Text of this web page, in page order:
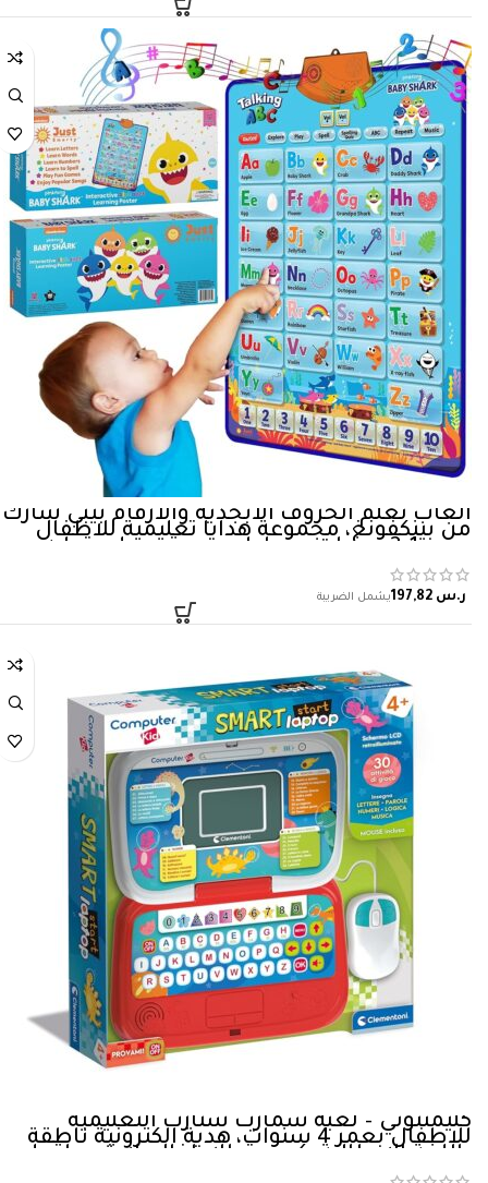
العاب تعلم الحروف الابجدية والارقام بيبي شارك
من بينكفونغ، مجموعة هدايا تعليمية للاطفال
بعمر 1-3 سنوات، بساط موسيقي، ملصق ايه بي
سي، ديكور للغرفة، انشطة والعاب، العاب بيبي
شارك…
ر.س
كليمنتوني – لعبة سمارت ستارت التعليمية
للاطفال بعمر 4 سنوات، هدية الكترونية ناطقة
باللغة الايطالية، كمبيوتر للاطفال، لابتوب لتعلم
الحروف والارقام والكلمات الجديدة، تقنية…